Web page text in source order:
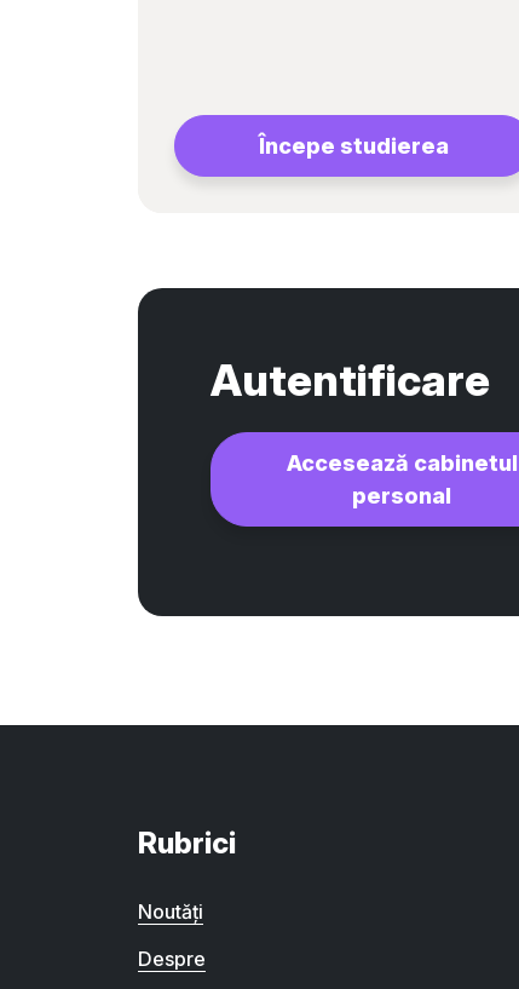
Începe studierea
Autentificare
Accesează cabinetul
personal
Rubrici
Noutăți
Despre